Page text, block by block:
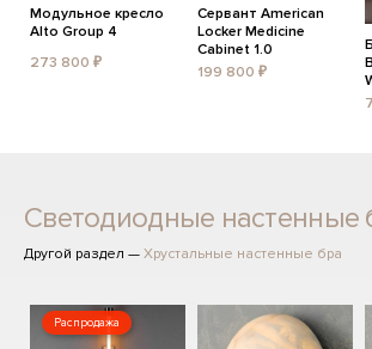
Модульное кресло
Alto Group 4
273 800 ₽
Сервант American
Locker Medicine
Cabinet 1.0
199 800 ₽
Светодиодные настенные
Другой раздел — Хрустальные настенные бра
Распродажа